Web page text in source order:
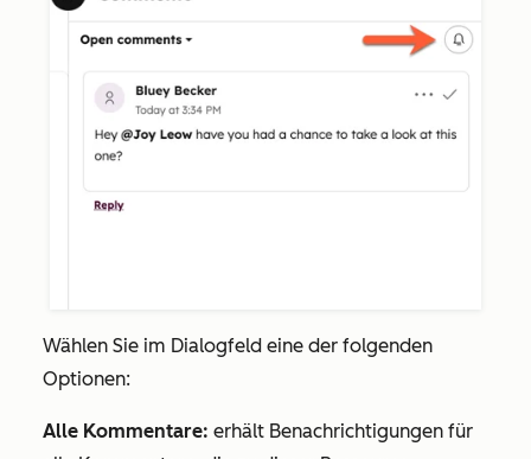
Wählen Sie im Dialogfeld eine der folgenden
Optionen:
Alle Kommentare: erhält Benachrichtigungen für